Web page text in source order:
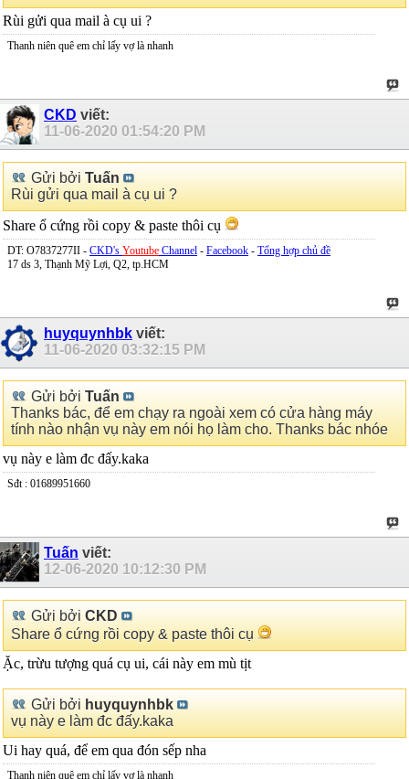
Rùi gửi qua mail à cụ ui ?
Thanh niên quê em chỉ lấy vợ là nhanh
CKD viết:
11-06-2020 01:54:20 PM
Gửi bởi Tuấn
Rùi gửi qua mail à cụ ui ?
Share ổ cứng rồi copy & paste thôi cụ
DT: O7837277II - CKD's Youtube Channel - Facebook - Tổng hợp chủ đề
17 ds 3, Thạnh Mỹ Lợi, Q2, tp.HCM
huyquynhbk viết:
11-06-2020 03:32:15 PM
Gửi bởi Tuấn
Thanks bác, để em chạy ra ngoài xem có cửa hàng máy
tính nào nhận vụ này em nói họ làm cho. Thanks bác nhóe
vụ này e làm đc đấy.kaka
Sđt : 01689951660
Tuấn viết:
12-06-2020 10:12:30 PM
Gửi bởi CKD
Share ổ cứng rồi copy & paste thôi cụ
Ặc, trừu tượng quá cụ ui, cái này em mù tịt
Gửi bởi huyquynhbk
vụ này e làm đc đấy.kaka
Ui hay quá, để em qua đón sếp nha
Thanh niên quê em chỉ lấy vợ là nhanh